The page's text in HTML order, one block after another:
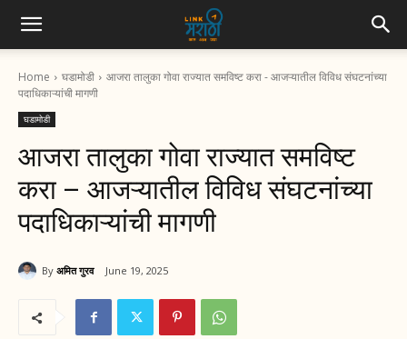
Home घडामोडी
आजरा तालुका गोवा राज्यात समविष्ट करा - आजऱ्यातील विविध संघटनांच्या
पदाधिकाऱ्यांची मागणी
घडामोडी
आजरा तालुका गोवा राज्यात समविष्ट
करा – आजऱ्यातील विविध संघटनांच्या
पदाधिकाऱ्यांची मागणी
By अमित गुरव June 19, 2025